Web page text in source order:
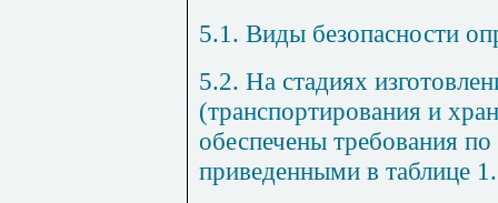
5.1. Виды безопасности
5.2. На стадиях
(транспортирования и
обеспечены требования
приведенными в таблице 1.